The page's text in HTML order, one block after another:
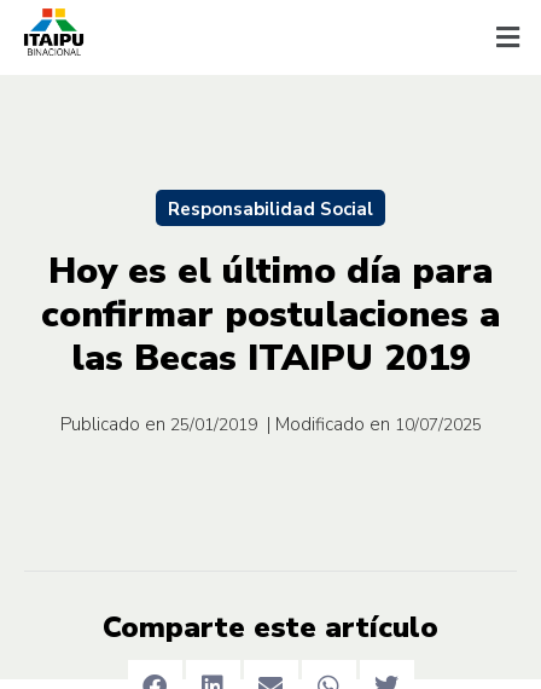
Responsabilidad Social
Hoy es el último día para
confirmar postulaciones a
las Becas ITAIPU 2019
Publicado en 25/01/2019 | Modificado en 10/07/2025
Comparte este artículo